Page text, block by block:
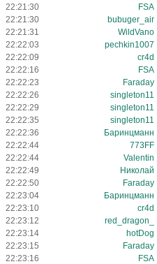
22:21:30
FSA
22:21:30
bubuger_air
22:21:31
WildVano
22:22:03
pechkin1007
22:22:09
cr4d
22:22:16
FSA
22:22:23
Faraday
22:22:26
singleton11
22:22:29
singleton11
22:22:35
singleton11
22:22:36
Баринцманн
22:22:44
773FF
22:22:44
Valentin
22:22:49
Николай
22:22:50
Faraday
22:23:04
Баринцманн
22:23:10
cr4d
22:23:12
red_dragon_
22:23:14
hotDog
22:23:15
Faraday
22:23:16
FSA